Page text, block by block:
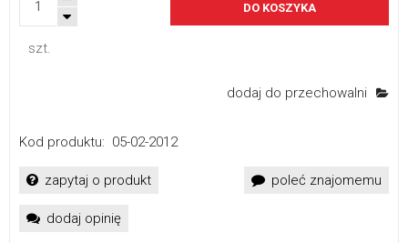
szt.
DO KOSZYKA
dodaj do przechowalni
Kod produktu: 05-02-2012
zapytaj o produkt poleć znajomemu
dodaj opinię